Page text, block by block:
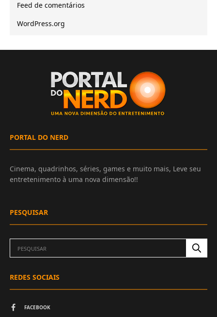
Feed de comentários
WordPress.org
PORTAL DO NERD
Cinema, quadrinhos, séries, games e muito mais, Leve seu
entretenimento à uma nova dimensão!!
PESQUISAR
REDES SOCIAIS
FACEBOOK